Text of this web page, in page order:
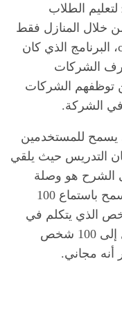
يمكن استعمال برنامج زووم zoom لتعليم الطلاب
من خلال المنازل فقط
بعد تعطيل الدراسة بسبب covid19، البرنامج الذي كان
الشركات
توظفهم الشركات
في الشركة.
يسمح للمستخدمين
التدريس حيث يلقي
الشرح هو وصلة
الربط بين المعلمين والطلاب، و يسمح باستماع 100
الذي يتكلم في
نفس الوقت مكالمات الفيديو تصل إلى 100 شخص